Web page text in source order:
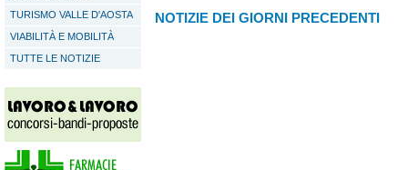
TURISMO VALLE D'AOSTA
VIABILITÀ E MOBILITÀ
TUTTE LE NOTIZIE
NOTIZIE DEI GIORNI PRECEDENTI